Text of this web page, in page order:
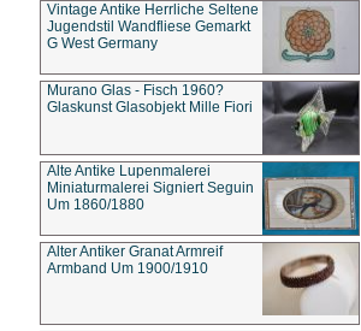
Vintage Antike Herrliche Seltene
Jugendstil Wandfliese Gemarkt
G West Germany
Murano Glas - Fisch 1960?
Glaskunst Glasobjekt Mille Fiori
Alte Antike Lupenmalerei
Miniaturmalerei Signiert Seguin
Um 1860/1880
Alter Antiker Granat Armreif
Armband Um 1900/1910